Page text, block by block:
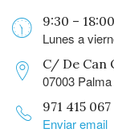
9:30 – 18:00
Lunes a
C/ De Can
07003
971 415 067
Enviar email